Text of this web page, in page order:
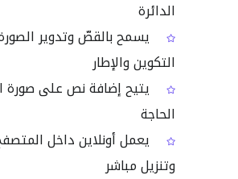
الدائرة
يسمح بالقصّ وتدوير
التكوين والإطار
يتيح إضافة نص على صورة
الحاجة
يعمل أونلاين داخل
وتنزيل مباشر